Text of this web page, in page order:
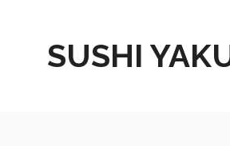
SUSHI